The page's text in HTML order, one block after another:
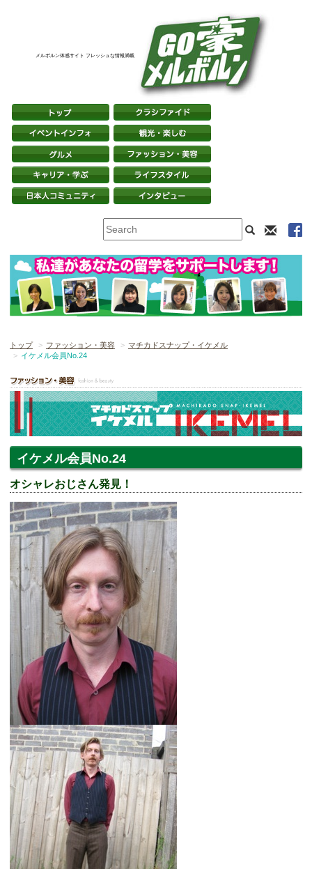
メルボルン体感サイト フレッシュな情報満載
トップ ファッション・美容
マチカドスナップ・イケメル
イケメル会員No.24
イケメル会員No.24
オシャレおじさん発見！